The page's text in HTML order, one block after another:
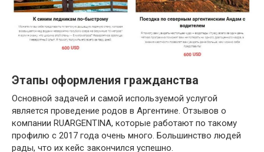
Этапы оформления гражданства
Основной задачей и самой используемой услугой
является проведение родов в Аргентине. Отзывов о
компании RUARGENTINA, которые работают по такому
профилю с 2017 года очень много. Большинство людей
рады, что их кейс закончился успешно.